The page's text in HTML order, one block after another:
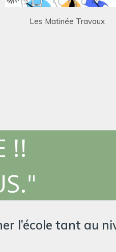
Les Matinée Travaux
!!
l’école tant au